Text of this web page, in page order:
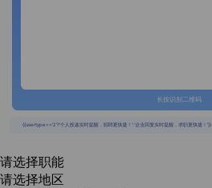
长按识别二维码
{{usertype=='2'?'个人投递实时提醒，招聘更快捷！':'企业回复实时提醒，求职更快捷！'}}
请选择职能
请选择地区